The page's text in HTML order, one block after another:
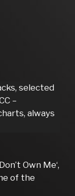
selected
–
always
Own Me‘,
of the